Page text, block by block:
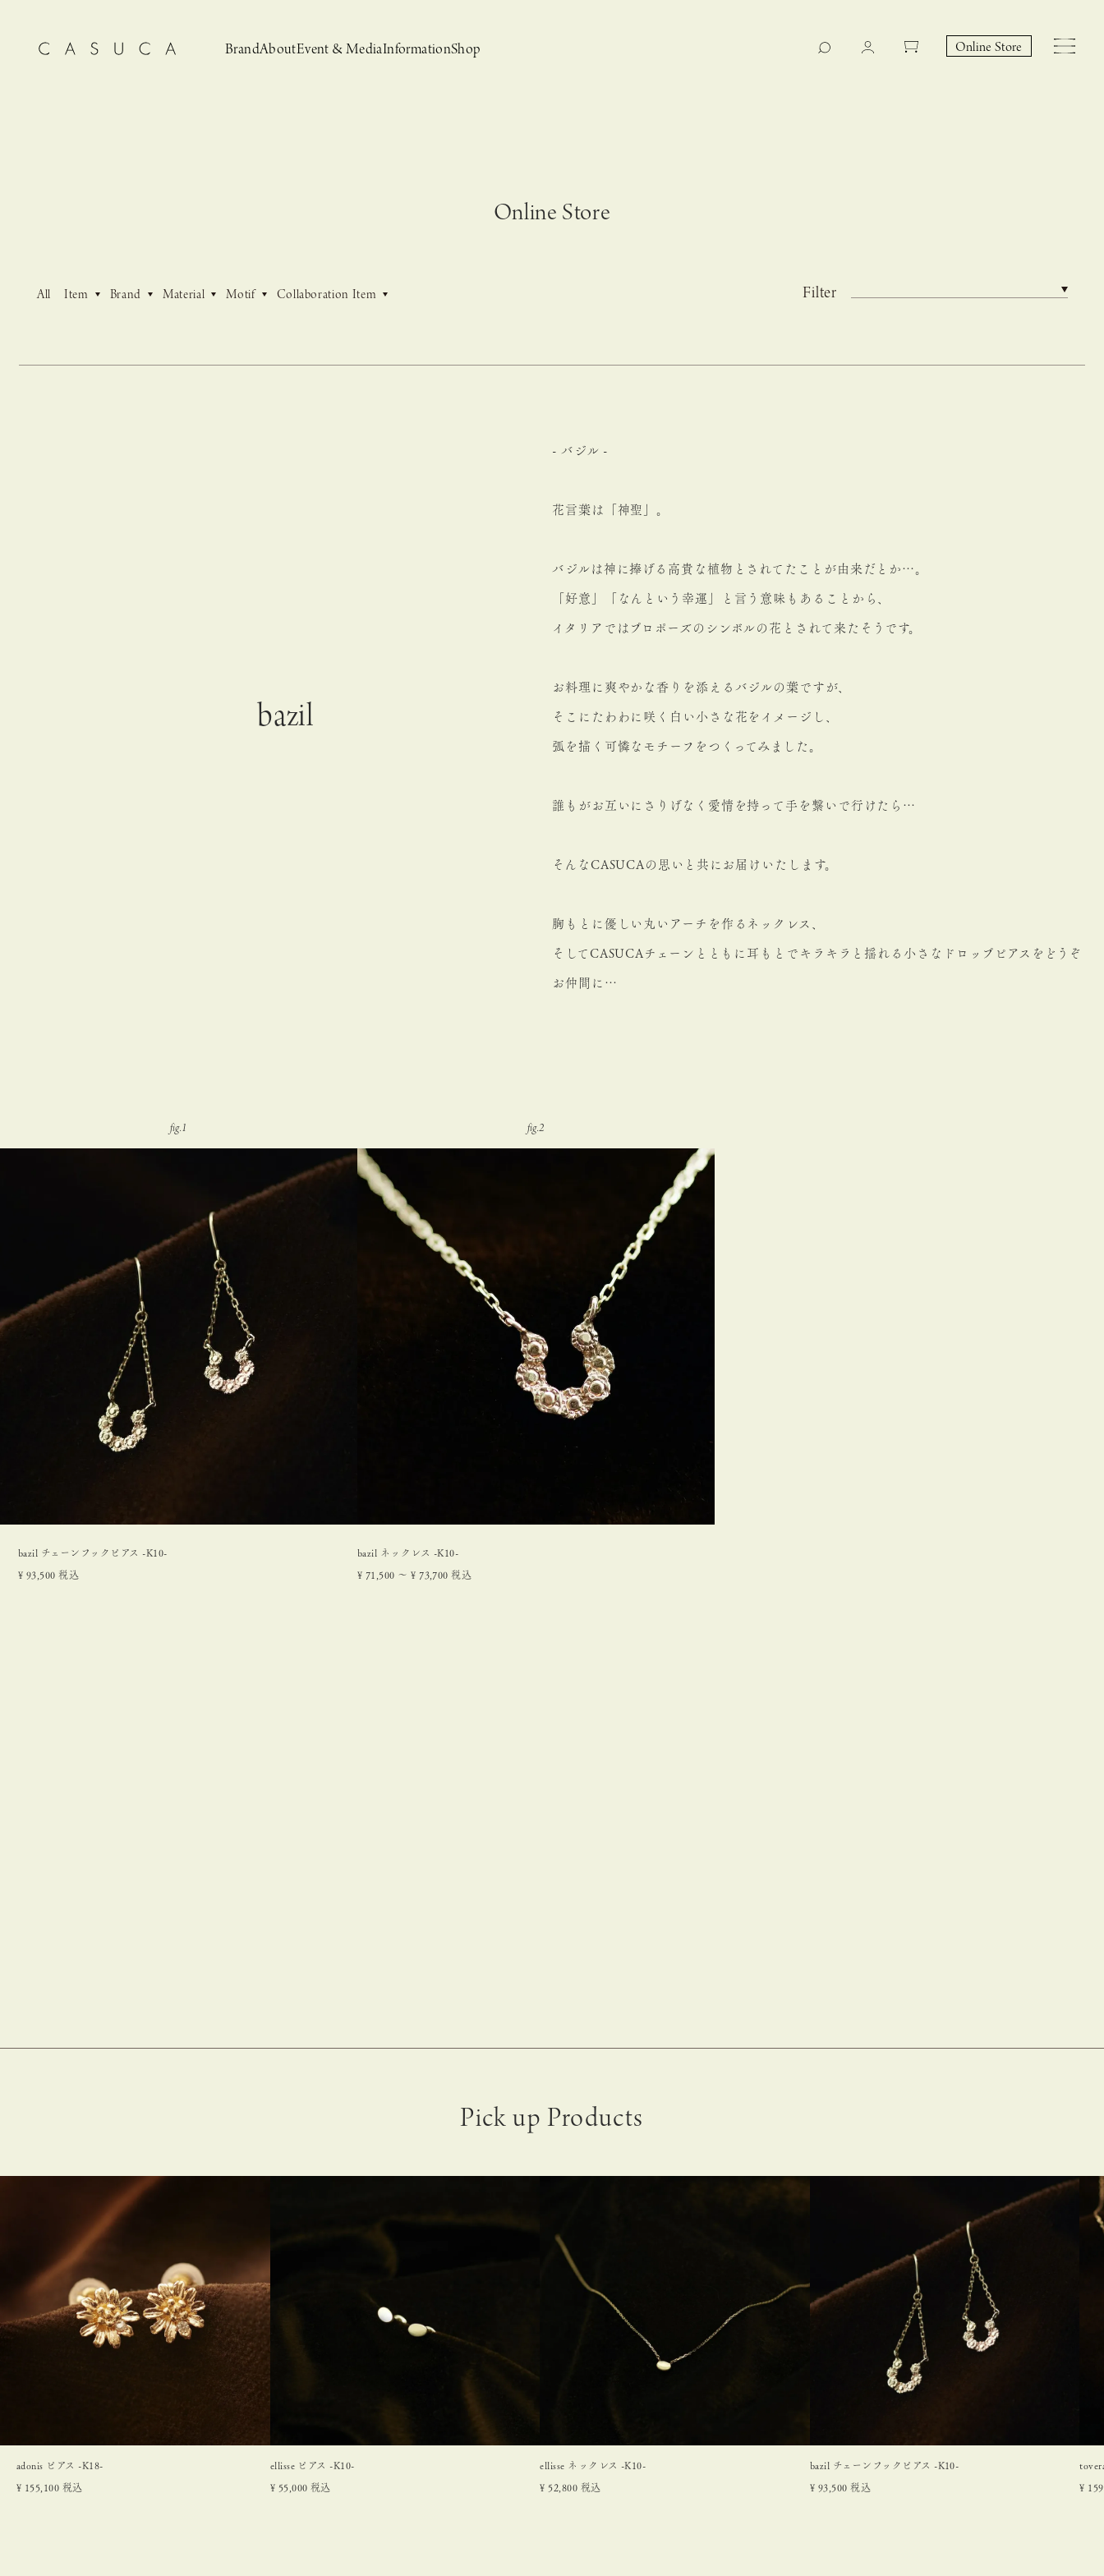
Brand
CASUCA CASUCA bridal CASUCA na Hicari
AboutEvent & Media
News Event, News Event
InformationShop Online Store
Online Store
All Item Brand Material Motif Collaboration Item Filter
bazil
- バジル -
花言葉は「神聖」。
バジルは神に捧げる高貴な植物とされてたことが由来だとか…。
「好意」「なんという幸運」と言う意味もあることから、
イタリアではプロポーズのシンボルの花とされて来たそうです。
お料理に爽やかな香りを添えるバジルの葉ですが、
そこにたわわに咲く白い小さな花をイメージし、
弧を描く可憐なモチーフをつくってみました。
誰もがお互いにさりげなく愛情を持って手を繋いで行けたら…
そんなCASUCAの思いと共にお届けいたします。
胸もとに優しい丸いアーチを作るネックレス、
そしてCASUCAチェーンとともに耳もとでキラキラと揺れる小さなドロップピアスをどうぞ
お仲間に…
bazil チェーンフックピアス -K10-
¥ 93,500 税込
bazil ネックレス -K10-
¥ 71,500 〜 ¥ 73,700 税込
adonis ピアス -K18-
¥ 155,100 税込
ellisse ピアス -K10-
¥ 55,000 税込
ellisse ネックレス -K10-
¥ 52,800 税込
bazil チェーンフックピアス -K10-
¥ 93,500 税込 ¥